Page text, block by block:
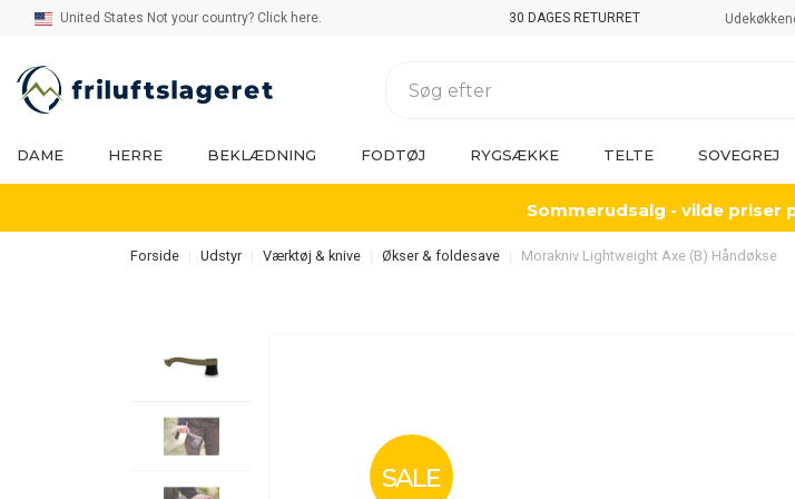
United States Not your country? Click here. 30 DAGES RETURRET
DAME HERRE BEKLÆDNING FODTØJ RYGSÆKKE TELTE SOVEGREJ
Sommerudsalg - vilde priser
Forside Udstyr Værktøj & knive Økser & foldesave Morakniv Lightweight Axe (B) Håndøkse
SALE